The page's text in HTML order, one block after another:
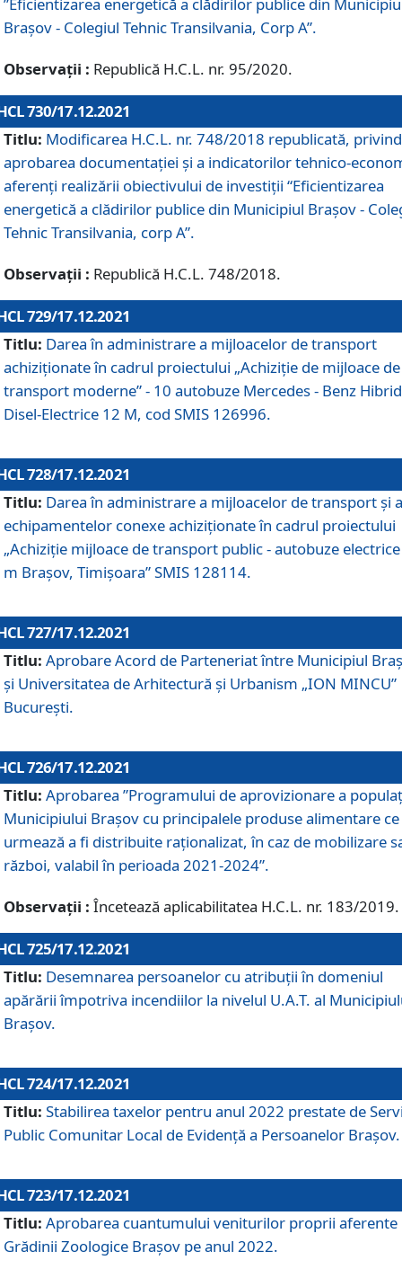
”Eficientizarea energetică a clădirilor publice din
Brașov - Colegiul Tehnic Transilvania, Corp A”.
Observații : Republică H.C.L. nr. 95/2020.
730/17.12.2021
Titlu: Modificarea H.C.L. nr. 748/2018 republicată, privind
aprobarea documentației și a indicatorilor tehnico-
aferenți realizării obiectivului de investiții “Eficientizarea
energetică a clădirilor publice din Municipiul Brașov -
Tehnic Transilvania, corp A”.
Observații : Republică H.C.L. 748/2018.
729/17.12.2021
Titlu: Darea în administrare a mijloacelor de transport
achiziționate în cadrul proiectului „Achiziţie de mijloace de
transport moderne” - 10 autobuze Mercedes - Benz Hibrid
Disel-Electrice 12 M, cod SMIS 126996.
728/17.12.2021
Titlu: Darea în administrare a mijloacelor de transport și a
echipamentelor conexe achiziționate în cadrul proiectului
„Achiziție mijloace de transport public - autobuze
m Brașov, Timișoara” SMIS 128114.
727/17.12.2021
Titlu: Aprobare Acord de Parteneriat între Municipiul
și Universitatea de Arhitectură și Urbanism „ION MINCU”
București.
726/17.12.2021
Titlu: Aprobarea ”Programului de aprovizionare a
Municipiului Braşov cu principalele produse alimentare ce
urmează a fi distribuite raționalizat, în caz de mobilizare
război, valabil în perioada 2021-2024”.
Observații : Încetează aplicabilitatea H.C.L. nr. 183/2019.
725/17.12.2021
Titlu: Desemnarea persoanelor cu atribuții în domeniul
apărării împotriva incendiilor la nivelul U.A.T. al
Brașov.
724/17.12.2021
Titlu: Stabilirea taxelor pentru anul 2022 prestate de
Public Comunitar Local de Evidență a Persoanelor Braşov.
723/17.12.2021
Titlu: Aprobarea cuantumului veniturilor proprii aferente
Grădinii Zoologice Braşov pe anul 2022.